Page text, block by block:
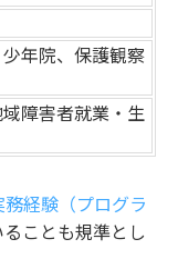
年院、保護観察
障害者就業・生
務経験（プログラ
ことも規準とし